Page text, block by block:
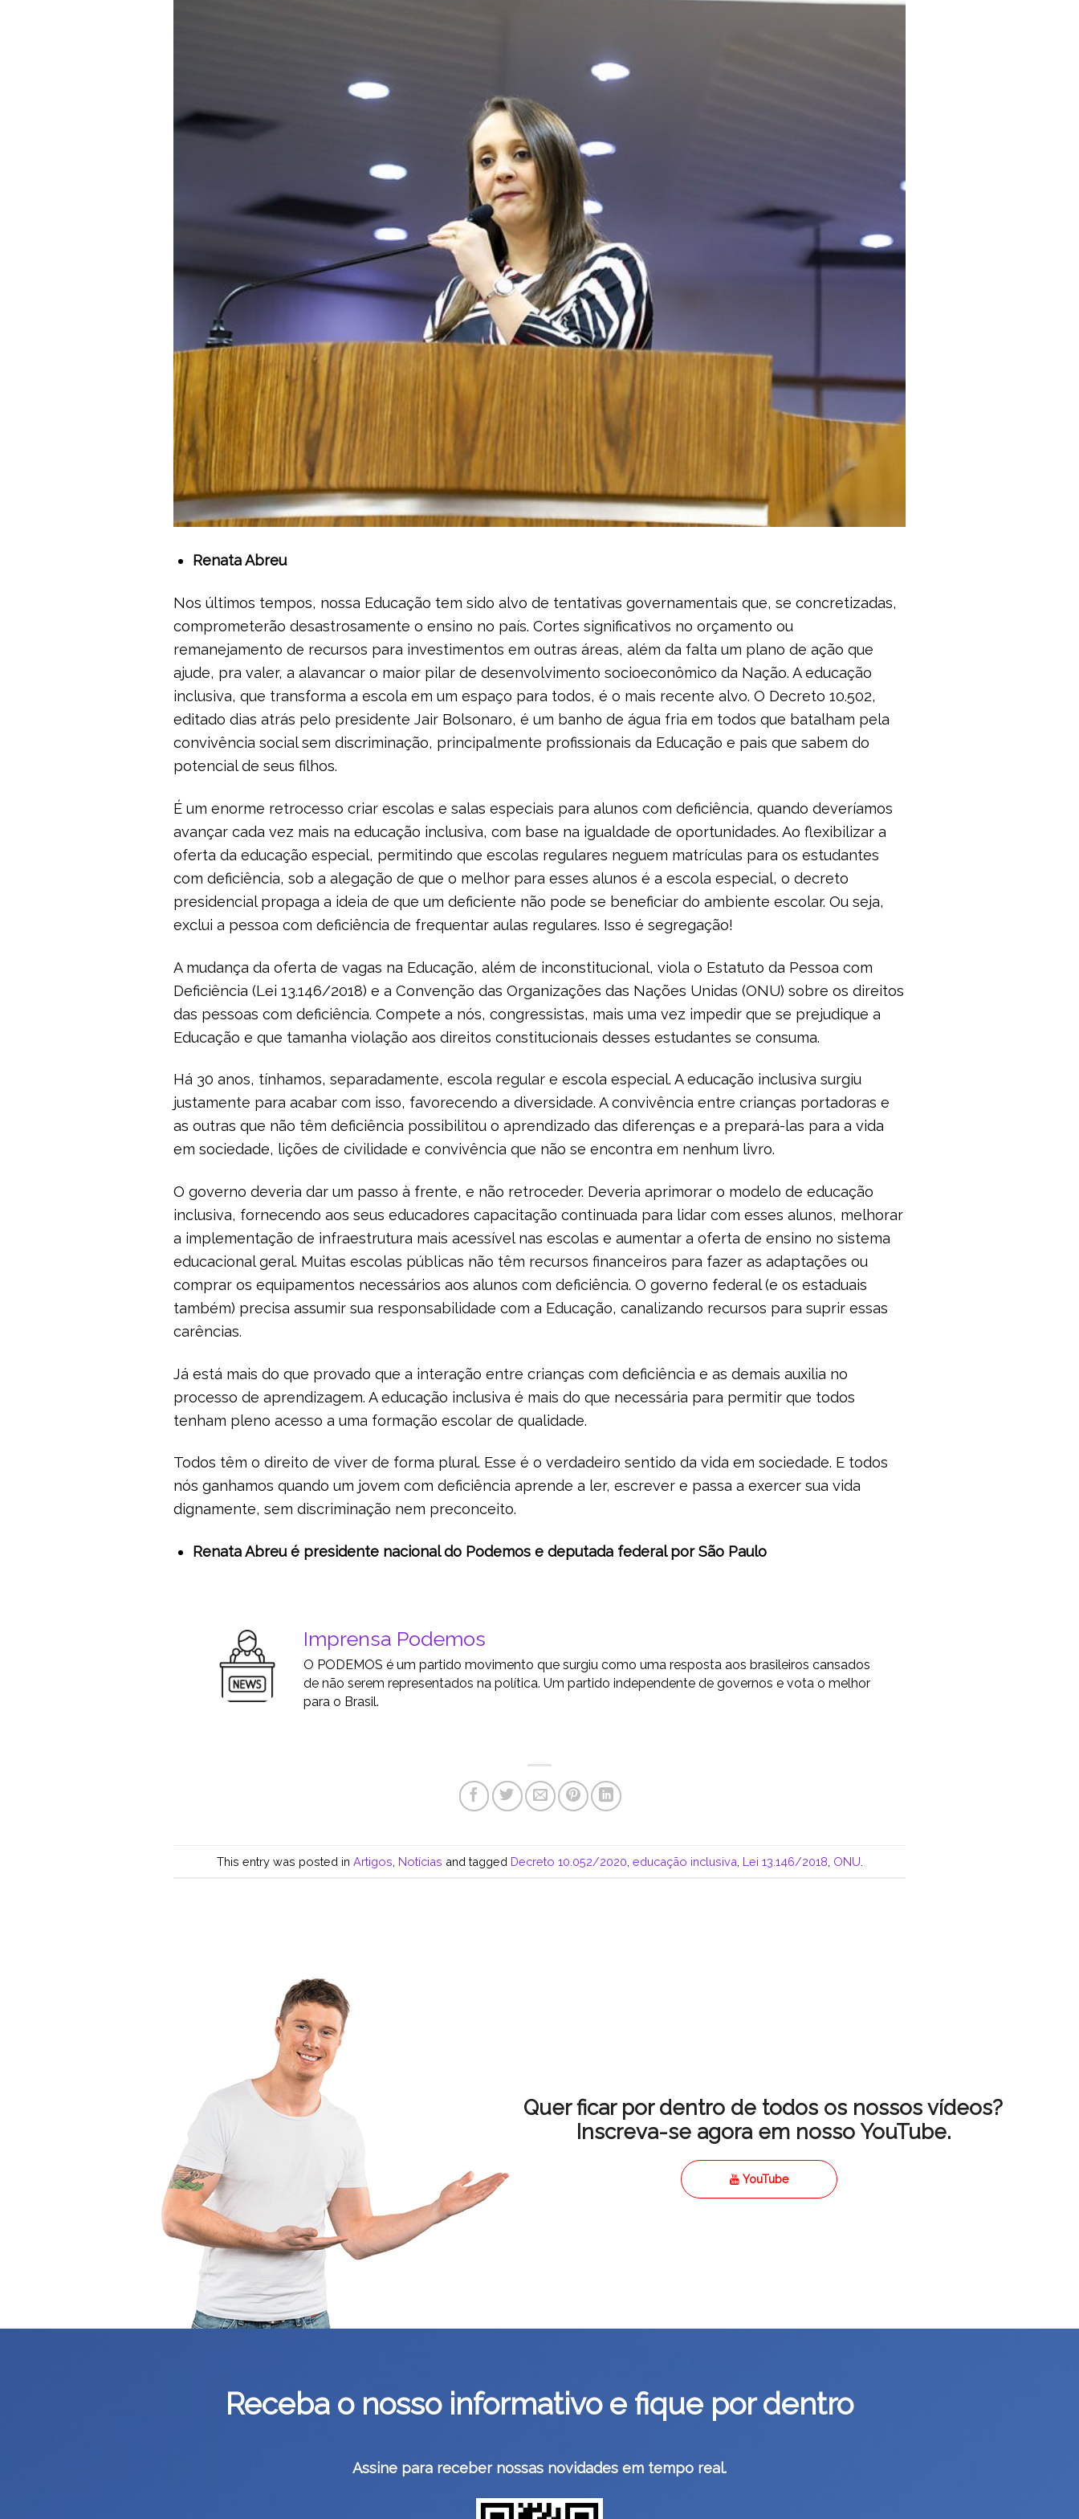
Renata Abreu
Nos últimos tempos, nossa Educação tem sido alvo de tentativas governamentais que, se concretizadas,
comprometerão desastrosamente o ensino no país. Cortes significativos no orçamento ou
remanejamento de recursos para investimentos em outras áreas, além da falta um plano de ação que
ajude, pra valer, a alavancar o maior pilar de desenvolvimento socioeconômico da Nação. A educação
inclusiva, que transforma a escola em um espaço para todos, é o mais recente alvo. O Decreto 10.502,
editado dias atrás pelo presidente Jair Bolsonaro, é um banho de água fria em todos que batalham pela
convivência social sem discriminação, principalmente profissionais da Educação e pais que sabem do
potencial de seus filhos.
É um enorme retrocesso criar escolas e salas especiais para alunos com deficiência, quando deveríamos
avançar cada vez mais na educação inclusiva, com base na igualdade de oportunidades. Ao flexibilizar a
oferta da educação especial, permitindo que escolas regulares neguem matrículas para os estudantes
com deficiência, sob a alegação de que o melhor para esses alunos é a escola especial, o decreto
presidencial propaga a ideia de que um deficiente não pode se beneficiar do ambiente escolar. Ou seja,
exclui a pessoa com deficiência de frequentar aulas regulares. Isso é segregação!
A mudança da oferta de vagas na Educação, além de inconstitucional, viola o Estatuto da Pessoa com
Deficiência (Lei 13.146/2018) e a Convenção das Organizações das Nações Unidas (ONU) sobre os direitos
das pessoas com deficiência. Compete a nós, congressistas, mais uma vez impedir que se prejudique a
Educação e que tamanha violação aos direitos constitucionais desses estudantes se consuma.
Há 30 anos, tínhamos, separadamente, escola regular e escola especial. A educação inclusiva surgiu
justamente para acabar com isso, favorecendo a diversidade. A convivência entre crianças portadoras e
as outras que não têm deficiência possibilitou o aprendizado das diferenças e a prepará-las para a vida
em sociedade, lições de civilidade e convivência que não se encontra em nenhum livro.
O governo deveria dar um passo à frente, e não retroceder. Deveria aprimorar o modelo de educação
inclusiva, fornecendo aos seus educadores capacitação continuada para lidar com esses alunos, melhorar
a implementação de infraestrutura mais acessível nas escolas e aumentar a oferta de ensino no sistema
educacional geral. Muitas escolas públicas não têm recursos financeiros para fazer as adaptações ou
comprar os equipamentos necessários aos alunos com deficiência. O governo federal (e os estaduais
também) precisa assumir sua responsabilidade com a Educação, canalizando recursos para suprir essas
carências.
Já está mais do que provado que a interação entre crianças com deficiência e as demais auxilia no
processo de aprendizagem. A educação inclusiva é mais do que necessária para permitir que todos
tenham pleno acesso a uma formação escolar de qualidade.
Todos têm o direito de viver de forma plural. Esse é o verdadeiro sentido da vida em sociedade. E todos
nós ganhamos quando um jovem com deficiência aprende a ler, escrever e passa a exercer sua vida
dignamente, sem discriminação nem preconceito.
Renata Abreu é presidente nacional do Podemos e deputada federal por São Paulo
Imprensa Podemos
O PODEMOS é um partido movimento que surgiu como uma resposta aos brasileiros cansados
de não serem representados na política. Um partido independente de governos e vota o melhor
para o Brasil.
This entry was posted in Artigos Notícias and tagged Decreto 10.052/2020 educação inclusiva Lei 13.146/2018 ONU
Quer ficar por dentro de todos os nossos vídeos?
Inscreva-se agora em nosso YouTube.
YouTube
Receba o nosso informativo e fique por dentro
Assine para receber nossas novidades em tempo real.